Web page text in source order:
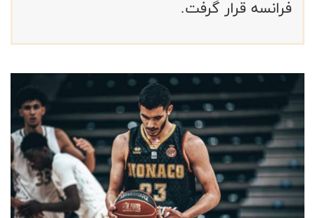
فرانسه قرار گرفت.